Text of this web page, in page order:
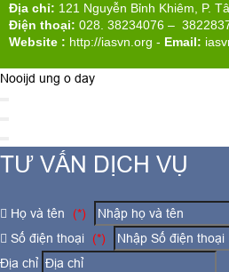
Địa chỉ: 121 Nguyễn Bỉnh Khiêm, P.
Điện thoại: 028. 38234076 –
Website : http://iasvn.org - Email:
Nooijd ung o day
TƯ VẤN DỊCH VỤ
Họ và tên
(*)
Số điện thoại
(*)
Địa chỉ